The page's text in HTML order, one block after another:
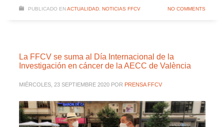
PUBLICADO EN ACTUALIDAD, NOTICIAS FFCV NO COMMENTS
La FFCV se suma al Día Internacional de la
Investigación en cáncer de la AECC de València
MIÉRCOLES, 23 SEPTIEMBRE 2020 POR PRENSA FFCV